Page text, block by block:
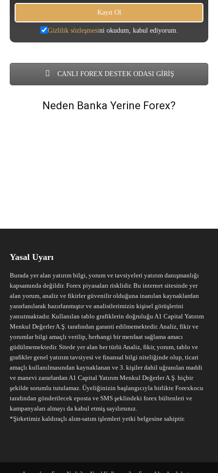
Gizlilik sözleşmesini okudum, kabul ediyorum.
CANLI FOREX DESTEK ODASI GİRİŞ
Neden Banka Yerine Forex?
Yasal Uyarı
Burada yer alan yatırım bilgi, yorum ve tavsiyeleri yatırım danışmanlığı
kapsamında değildir. Forex piyasaları risklidir. Bu internet sitesinde yer
alan yorum, analiz ve fikirler güvenilir olduğuna inanılan kaynaklardan
yararlanılarak hazırlanmıştır ve analistlerimizin kişisel görüşlerini
yansıtmaktadır. Kullanılan tablo grafiklerin doğruluğu A1 Capital Yatırım
Menkul Değerler A.Ş. tarafından garanti edilmemektedir. Analiz, fikir ve
yorumlar bilgi amaçlı verilip, herhangi bir menfaat sağlama amacı
güdülmemektedir. Sitede yer alan her türlü Analiz, fikir, yorum, tablo ve
grafikler genel yatırım tavsiyesi ve finansal bilgi niteliğinde olup, ticari
amaçlı kullanılmasından kaynaklanan ve 3. kişiler dahil uğranılan maddi
ve manevi zararlardan A1 Capital Yatırım Menkul Değerler A.Ş. hiçbir
şekilde sorumlu tutulamaz. Üyeliğinizin başlangıcıyla birlikte Forexkocu
tarafından gönderilecek eposta ve SMS şeklindeki forex bültenleri ve
kampanyaları almayı da kabul etmiş sayılırsınız.
*Şirketimiz kaldıraçlı alım-satım işlemleri yetki belgesine sahiptir.